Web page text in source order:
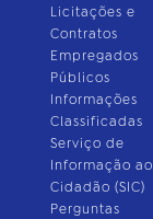
Licitações e
Contratos
Empregados
Públicos
Informações
Classificadas
Serviço de
Informação ao
Cidadão (SIC)
Perguntas